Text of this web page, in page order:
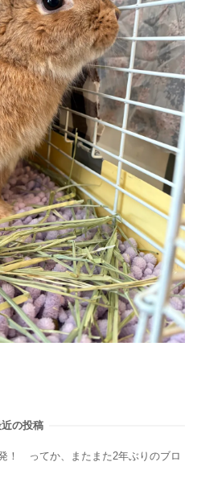
の投稿
！ ってか、またまた2年ぶりのブロ